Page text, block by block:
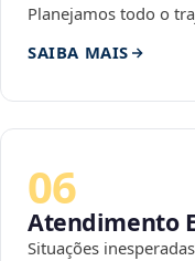
Planejamos todo o
SAIBA MAIS
06
Atendimento
Situações